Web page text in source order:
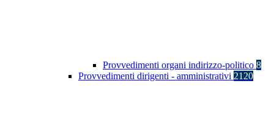
Provvedimenti organi indirizzo-politico 8
Provvedimenti dirigenti - amministrativi 2120